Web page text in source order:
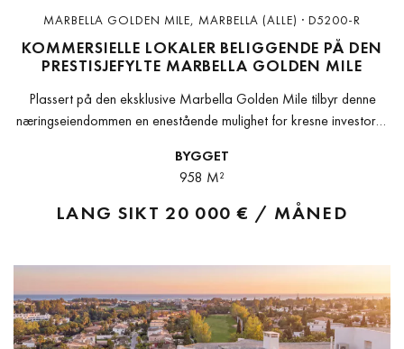
MARBELLA GOLDEN MILE, MARBELLA (ALLE) · D5200-R
KOMMERSIELLE LOKALER BELIGGENDE PÅ DEN
PRESTISJEFYLTE MARBELLA GOLDEN MILE
Plassert på den eksklusive Marbella Golden Mile tilbyr denne
næringseiendommen en enestående mulighet for kresne investorer
eiendommen nøye tilpasset for å...
BYGGET
958 M²
LANG SIKT 20 000 € / MÅNED